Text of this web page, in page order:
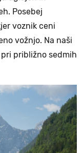
Posebej
voznik ceni
vožnjo. Na naši
približno sedmih